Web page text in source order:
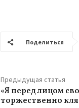
Поделиться
Предыдущая статья
«Я перед лицом
торжественно